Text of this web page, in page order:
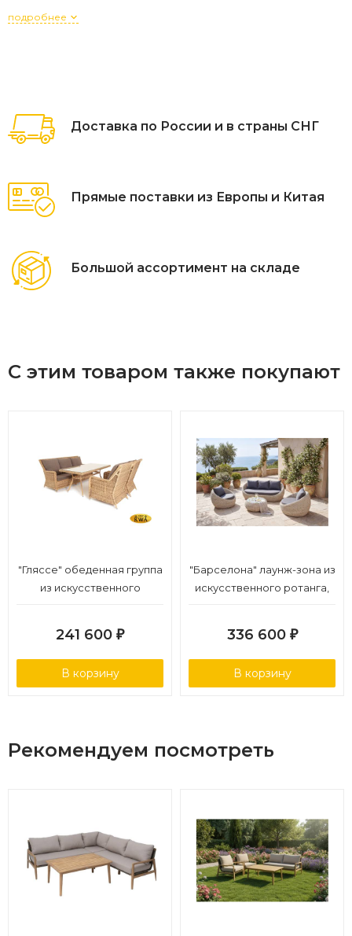
подробнее
Доставка по России и в страны СНГ
Прямые поставки из Европы и Китая
Большой ассортимент на складе
С этим товаром также покупают
"Гляссе" обеденная группа
из искусственного
241 600 ₽
В корзину
"Барселона" лаунж-зона из
искусственного ротанга,
336 600 ₽
В корзину
Рекомендуем посмотреть